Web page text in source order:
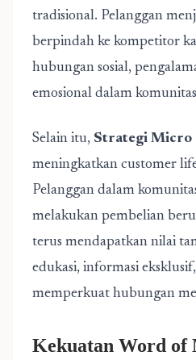
tradisional. Pelanggan
berpindah ke kompetitor
hubungan sosial,
emosional dalam
Selain itu, Strategi Micro
meningkatkan customer
Pelanggan dalam
melakukan pembelian
terus mendapatkan nilai
edukasi, informasi
memperkuat hubungan
Kekuatan Word of